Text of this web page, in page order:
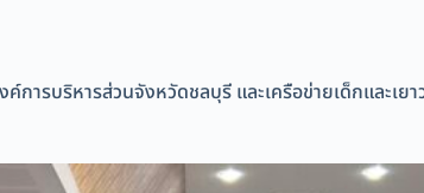
การบริหารส่วนจังหวัดชลบุรี และเครือข่ายเด็กแล